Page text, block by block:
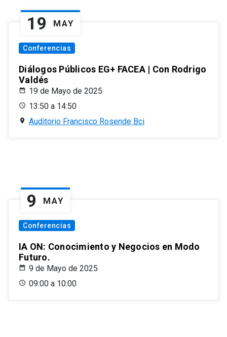
19 MAY
Conferencias
Diálogos Públicos EG+ FACEA | Con Rodrigo
Valdés
19 de Mayo de 2025
13:50 a 14:50
Auditorio Francisco Rosende Bci
9 MAY
Conferencias
IA ON: Conocimiento y Negocios en Modo
Futuro.
9 de Mayo de 2025
09:00 a 10:00